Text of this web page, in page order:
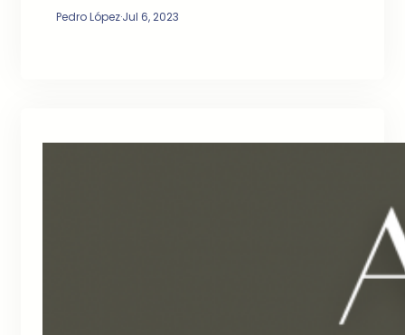
Pedro López·Jul 6, 2023